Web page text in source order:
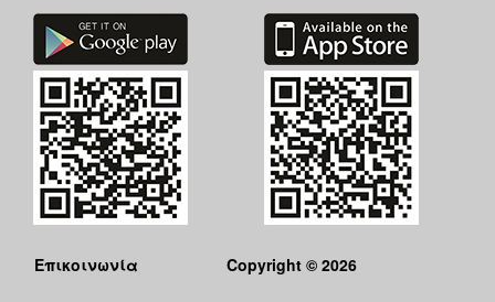
Επικοινωνία
Copyright © 2026